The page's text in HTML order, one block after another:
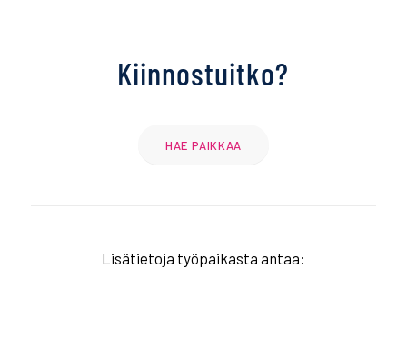
Kiinnostuitko?
HAE PAIKKAA
Lisätietoja työpaikasta antaa: